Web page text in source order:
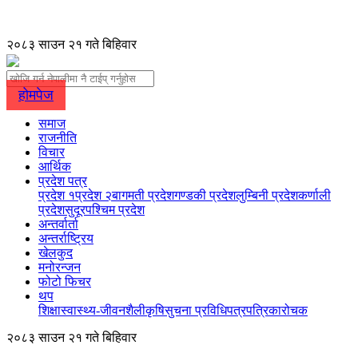
२०८३ साउन २१ गते बिहिवार
होमपेज
समाज
राजनीति
विचार
आर्थिक
प्रदेश पत्र
प्रदेश १प्रदेश २बागमती प्रदेशगण्डकी प्रदेशलुम्बिनी प्रदेशकर्णाली
प्रदेशसुदूरपश्चिम प्रदेश
अन्तर्वार्ता
अन्तर्राष्ट्रिय
खेलकुद
मनोरन्जन
फोटो फिचर
थप
शिक्षास्वास्थ्य-जीवनशैलीकृषिसुचना प्रविधिपत्रपत्रिकारोचक
२०८३ साउन २१ गते बिहिवार